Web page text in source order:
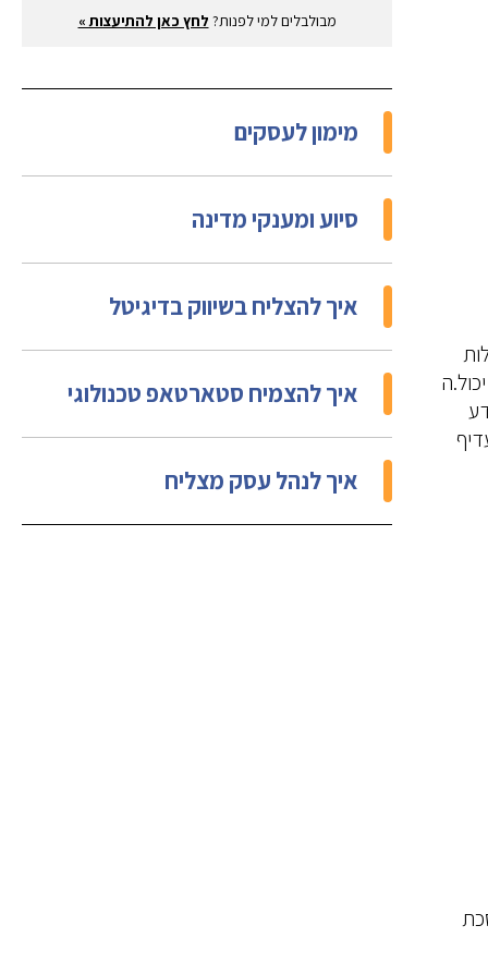
מבולבלים למי לפנות? לחץ כאן להתיעצות »
מימון לעסקים
סיוע ומענקי מדינה
איך להצליח בשיווק בדיגיטל
איך להצמיח סטארטאפ טכנולוגי
איך לנהל עסק מצליח